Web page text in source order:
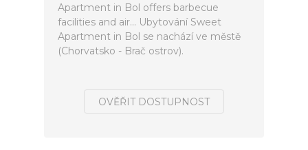
Apartment in Bol offers barbecue
facilities and air... Ubytování Sweet
Apartment in Bol se nachází ve městě
(Chorvatsko - Brač ostrov).
OVĚŘIT DOSTUPNOST